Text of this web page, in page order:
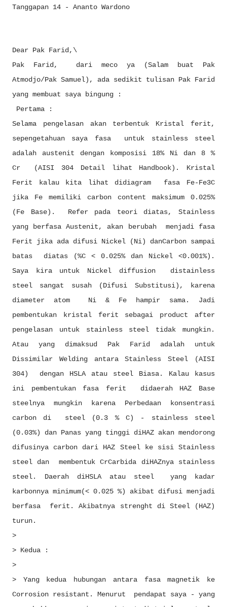
Tanggapan 14 - Ananto Wardono
Dear Pak Farid,\
Pak Farid, dari meco ya (Salam buat Pak
Atmodjo/Pak Samuel), ada sedikit tulisan Pak Farid
yang membuat saya bingung :
Pertama :
Selama pengelasan akan terbentuk Kristal ferit,
sepengetahuan saya fasa untuk stainless steel
adalah austenit dengan komposisi 18% Ni dan 8 %
Cr (AISI 304 Detail lihat Handbook). Kristal
Ferit kalau kita lihat didiagram fasa Fe-Fe3C
jika Fe memiliki carbon content maksimum 0.025%
(Fe Base). Refer pada teori diatas, Stainless
yang berfasa Austenit, akan berubah menjadi fasa
Ferit jika ada difusi Nickel (Ni) danCarbon sampai
batas diatas (%C < 0.025% dan Nickel <0.001%).
Saya kira untuk Nickel diffusion distainless
steel sangat susah (Difusi Substitusi), karena
diameter atom Ni & Fe hampir sama. Jadi
pembentukan kristal ferit sebagai product after
pengelasan untuk stainless steel tidak mungkin.
Atau yang dimaksud Pak Farid adalah untuk
Dissimilar Welding antara Stainless Steel (AISI
304) dengan HSLA atau steel Biasa. Kalau kasus
ini pembentukan fasa ferit didaerah HAZ Base
steelnya mungkin karena Perbedaan konsentrasi
carbon di steel (0.3 % C) - stainless steel
(0.03%) dan Panas yang tinggi diHAZ akan mendorong
difusinya carbon dari HAZ Steel ke sisi Stainless
steel dan membentuk CrCarbida diHAZnya stainless
steel. Daerah diHSLA atau steel yang kadar
karbonnya minimum(< 0.025 %) akibat difusi menjadi
berfasa ferit. Akibatnya strenght di Steel (HAZ)
turun.
>
> Kedua :
>
> Yang kedua hubungan antara fasa magnetik ke
Corrosion resistant. Menurut pendapat saya - yang